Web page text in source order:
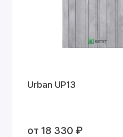
Urban UP13
от 18 330 ₽